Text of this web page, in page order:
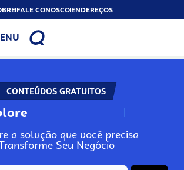
FALE CONOSCOENDEREÇOS
CONTEÚDOS GRATUITOS
N
a solução que você precisa
Seu Negócio